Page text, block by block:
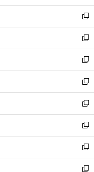
開
く
ウ
で
開
く
ン
ド
ウ
で
開
く
ウ
ィ
ン
ド
ウ
で
開
く
新
し
い
ウ
ィ
ン
ド
ウ
で
開
く
新
し
い
ウ
ィ
ン
ド
ウ
で
開
く
新
し
い
ウ
ィ
ン
ド
ウ
で
開
く
新
し
い
ウ
ィ
ン
ド
ウ
で
新
し
い
ウ
ィ
ン
ド
新
し
い
ウ
ィ
新
し